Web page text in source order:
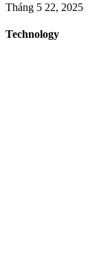
Tháng 5 22, 2025
Technology